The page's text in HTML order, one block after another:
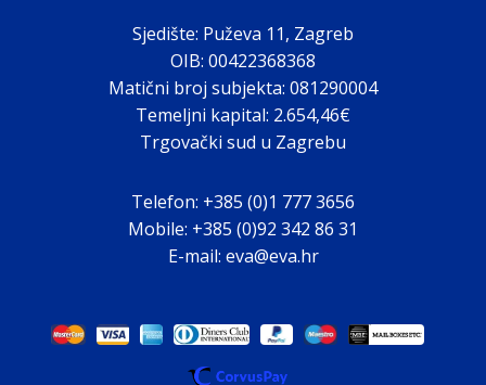
Sjedište: Puževa 11, Zagreb
OIB: 00422368368
Matični broj subjekta: 081290004
Temeljni kapital: 2.654,46€
Trgovački sud u Zagrebu
Telefon: +385 (0)1 777 3656
Mobile: +385 (0)92 342 86 31
E-mail: eva@eva.hr